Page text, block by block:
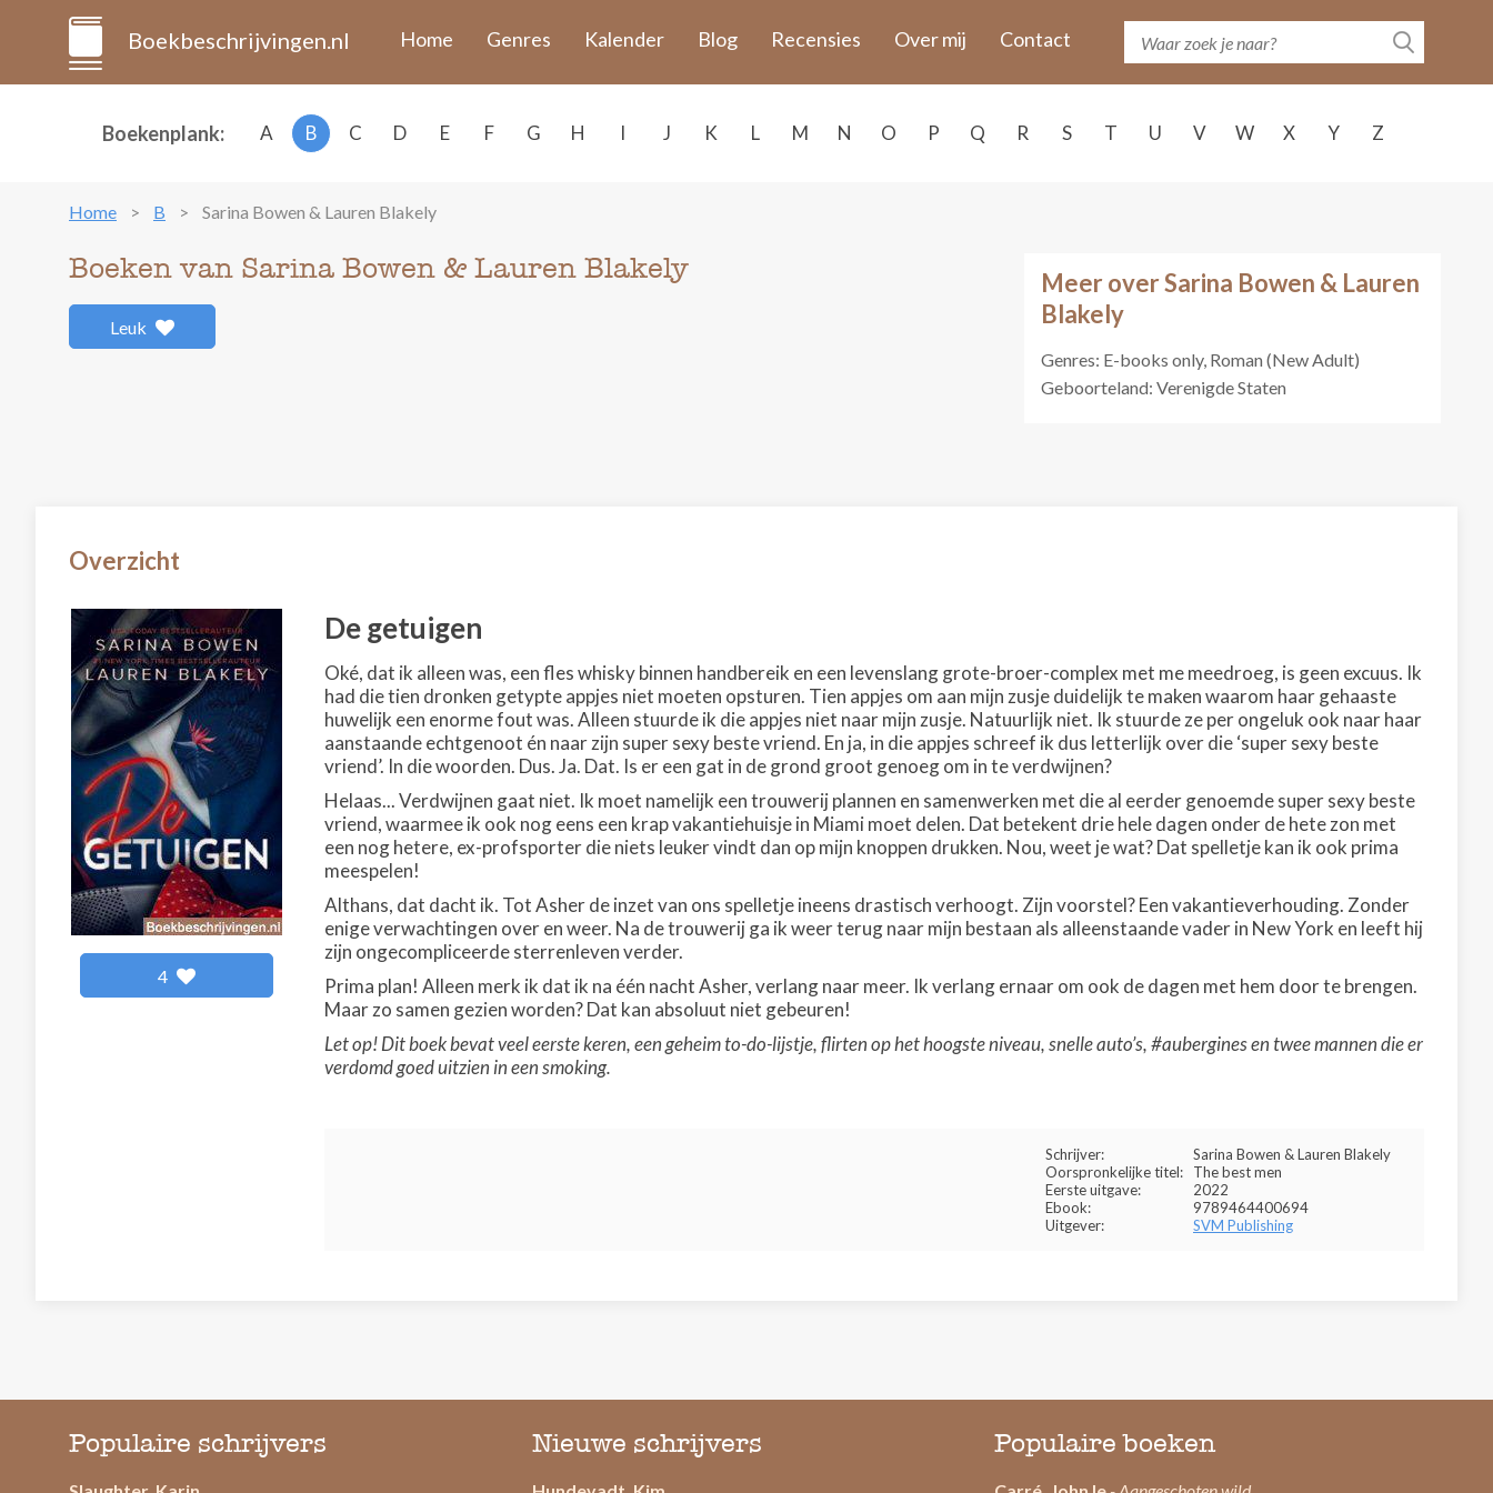
Boekbeschrijvingen.nl Home Genres Kalender Blog Recensies Over mij Contact
Boekenplank: A B C D E F G H I J K L M N O P Q R S T U V W X Y Z
Home B Sarina Bowen & Lauren Blakely
Meer over Sarina Bowen & Lauren
Blakely
Genres: E-books only, Roman (New Adult)
Geboorteland: Verenigde Staten
Boeken van Sarina Bowen & Lauren Blakely
Leuk
Overzicht
4
De getuigen
Oké, dat ik alleen was, een fles whisky binnen handbereik en een levenslang grote-broer-complex met me meedroeg, is geen excuus. Ik
had die tien dronken getypte appjes niet moeten opsturen. Tien appjes om aan mijn zusje duidelijk te maken waarom haar gehaaste
huwelijk een enorme fout was. Alleen stuurde ik die appjes niet naar mijn zusje. Natuurlijk niet. Ik stuurde ze per ongeluk ook naar haar
aanstaande echtgenoot én naar zijn super sexy beste vriend. En ja, in die appjes schreef ik dus letterlijk over die ‘super sexy beste
vriend’. In die woorden. Dus. Ja. Dat. Is er een gat in de grond groot genoeg om in te verdwijnen?
Helaas... Verdwijnen gaat niet. Ik moet namelijk een trouwerij plannen en samenwerken met die al eerder genoemde super sexy beste
vriend, waarmee ik ook nog eens een krap vakantiehuisje in Miami moet delen. Dat betekent drie hele dagen onder de hete zon met
een nog hetere, ex-profsporter die niets leuker vindt dan op mijn knoppen drukken. Nou, weet je wat? Dat spelletje kan ik ook prima
meespelen!
Althans, dat dacht ik. Tot Asher de inzet van ons spelletje ineens drastisch verhoogt. Zijn voorstel? Een vakantieverhouding. Zonder
enige verwachtingen over en weer. Na de trouwerij ga ik weer terug naar mijn bestaan als alleenstaande vader in New York en leeft hij
zijn ongecompliceerde sterrenleven verder.
Prima plan! Alleen merk ik dat ik na één nacht Asher, verlang naar meer. Ik verlang ernaar om ook de dagen met hem door te brengen.
Maar zo samen gezien worden? Dat kan absoluut niet gebeuren!
Let op! Dit boek bevat veel eerste keren, een geheim to-do-lijstje, flirten op het hoogste niveau, snelle auto’s, #aubergines en twee mannen die er
verdomd goed uitzien in een smoking.
Schrijver:
Sarina Bowen & Lauren Blakely
Oorspronkelijke titel:
The best men
Eerste uitgave:
2022
Ebook:
9789464400694
Uitgever:
SVM Publishing
Populaire schrijvers Nieuwe schrijvers Populaire boeken